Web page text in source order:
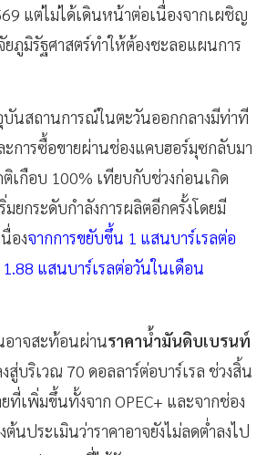
แต่ไม่ได้เดินหน้าต่อเนื่องจากเผชิญ
ภูมิรัฐศาสตร์ทำให้ต้องชะลอแผนการ
บันสถานการณ์ในตะวันออกกลางมีท่าที
การซื้อขายผ่านช่องแคบฮอร์มุซกลับมา
เกือบ 100% เทียบกับช่วงก่อนเกิด
มยกระดับกำลังการผลิตอีกครั้งโดยมี
องจากการขยับขึ้น 1 แสนบาร์เรลต่อ
แสนบาร์เรลต่อวันในเดือน
อาจสะท้อนผ่านราคาน้ำมันดิบเบรนท์
บริเวณ 70 ดอลลาร์ต่อบาร์เรล ช่วงสิ้น
เพิ่มขึ้นทั้งจาก OPEC+ และจากช่อง
นประเมินว่าราคาอาจยังไม่ลดต่ำลงไป